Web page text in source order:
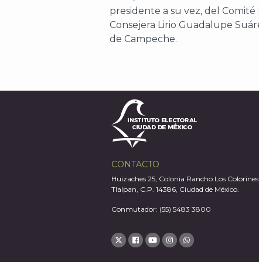
presidente a su vez, del
Consejera Lirio Guadalupe
de Campeche.
CONTACTO
Huizaches 25, Colonia Rancho Los Colorines,
Tlalpan, C.P. 14386, Ciudad de México.
Conmutador: (55) 5483 3800